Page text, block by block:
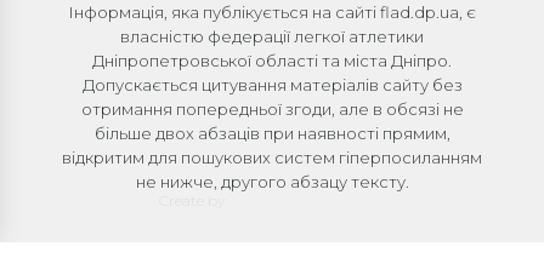
Інформація, яка публікується на сайті flad.dp.ua, є
власністю федерації легкої атлетики
Дніпропетровської області та міста Дніпро.
Допускається цитування матеріалів сайту без
отримання попередньої згоди, але в обсязі не
більше двох абзаців при наявності прямим,
відкритим для пошукових систем гіперпосиланням
не нижче, другого абзацу тексту.